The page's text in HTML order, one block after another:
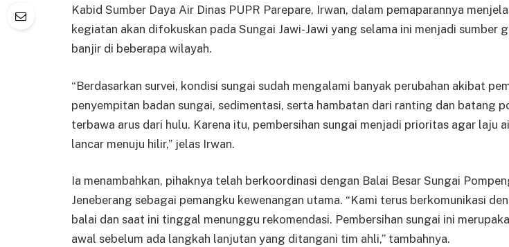
Kabid Sumber Daya Air Dinas PUPR Parepare, Irwan, dalam pemaparannya
kegiatan akan difokuskan pada Sungai Jawi-Jawi yang selama ini menjadi sumber
banjir di beberapa wilayah.
“Berdasarkan survei, kondisi sungai sudah mengalami banyak perubahan akibat
penyempitan badan sungai, sedimentasi, serta hambatan dari ranting dan batang
terbawa arus dari hulu. Karena itu, pembersihan sungai menjadi prioritas agar laju
lancar menuju hilir,” jelas Irwan.
Ia menambahkan, pihaknya telah berkoordinasi dengan Balai Besar Sungai
Jeneberang sebagai pemangku kewenangan utama. “Kami terus berkomunikasi
balai dan saat ini tinggal menunggu rekomendasi. Pembersihan sungai ini
awal sebelum ada langkah lanjutan yang ditangani tim ahli,” tambahnya.